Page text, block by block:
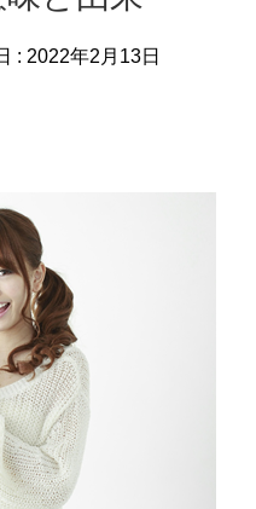
: 2022年2月13日